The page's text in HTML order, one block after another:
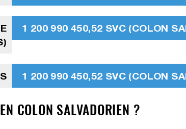
1 200 990 450,52 SVC (COLON
1 200 990 450,52 SVC (COLON
COLON SALVADORIEN ?